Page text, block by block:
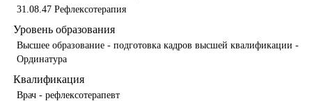
31.08.47 Рефлексотерапия
Уровень образования
Высшее образование - подготовка кадров высшей квалификации -
Ординатура
Квалификация
Врач - рефлексотерапевт